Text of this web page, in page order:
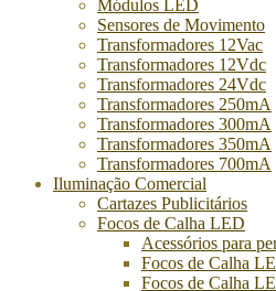
Módulos LED
Sensores de Movimento
Transformadores 12Vac
Transformadores 12Vdc
Transformadores 24Vdc
Transformadores 250mA
Transformadores 300mA
Transformadores 350mA
Transformadores 700mA
Iluminação Comercial
Cartazes Publicitários
Focos de Calha LED
Acessórios para
Focos de Calha
Focos de Calha